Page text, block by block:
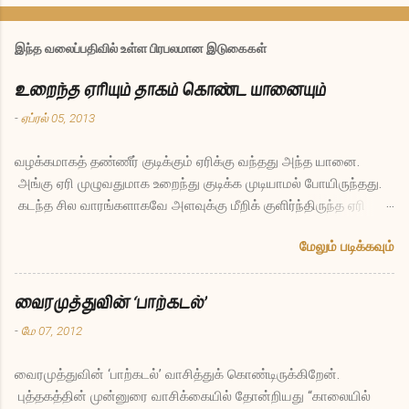
இந்த வலைப்பதிவில் உள்ள பிரபலமான இடுகைகள்
உறைந்த ஏரியும் தாகம் கொண்ட யானையும்
-ஏப்ரல் 05, 2013
வழக்கமாகத் தண்ணீர் குடிக்கும் ஏரிக்கு வந்தது அந்த யானை.
அங்கு ஏரி முழுவதுமாக உறைந்து குடிக்க முடியாமல் போயிருந்தது.
கடந்த சில வாரங்களாகவே அளவுக்கு மீறிக் குளிர்ந்திருந்த ஏரி
தாகத்துடனேயே திரும்பிச் சென்றுவிட்டது. சில மாதங்கள் கழித்து
மீண்டும் அதே ஏரிக்கு யானை வந்தது. அப்போதும் உறைந்தே இருந்த
ஏரியிடம் யானை கேட்டது, “எல்லோருடைய தாகத்தையும் தீர்க்கும்
புனிதமான பணி செய்யும் நீ இப்படி மாதக்கணக்கில் உறைந்து
போகலாமா, இது நியாயம்தானா?” என்று. ஏரி சொன்னது, “நியாயமா
நீராக இருந்து உன்போன்ற விலங்குகளின் தாகம் தீர்த்தேன். என்னுள்
மீன்களும் பாம்புகளும் தவளைகளும் தாவரங்களுமாக எத்தனையோ
மேலும் படிக்கவும்
வைரமுத்துவின் ‘பாற்கடல்’
- மே 07, 2012
வைரமுத்துவின் ‘பாற்கடல்’ வாசித்துக் கொண்டிருக்கிறேன்.
புத்தகத்தின் முன்னுரை வாசிக்கையில் தோன்றியது “காலையில்